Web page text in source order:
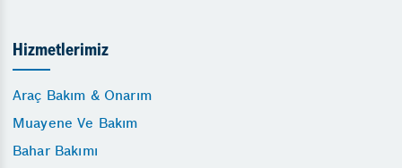
Hizmetlerimiz
Araç Bakım & Onarım
Muayene Ve Bakım
Bahar Bakımı